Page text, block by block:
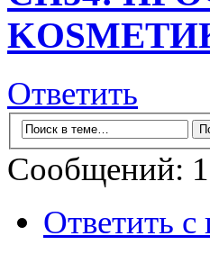
Ответить
Сообщений:
Ответить с